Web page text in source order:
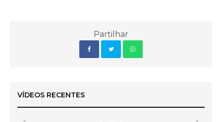
Partilhar
VÍDEOS RECENTES